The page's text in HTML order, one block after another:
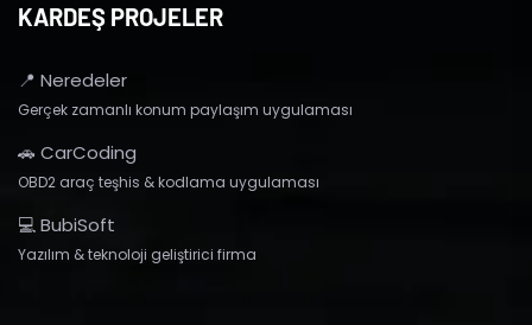
KARDEŞ PROJELER
📍 Neredeler
Gerçek zamanlı konum paylaşım uygulaması
🚗 CarCoding
OBD2 araç teşhis & kodlama uygulaması
💻 BubiSoft
Yazılım & teknoloji geliştirici firma